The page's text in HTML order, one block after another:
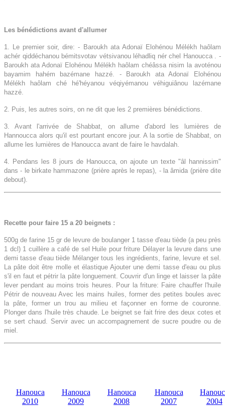
Les bénédictions avant d'allumer
1. Le premier soir, dire: - Baroukh ata Adonaï Elohénou Mélékh haôlam
achér qiddéchanou bémitsvotav vétsivanou léhadliq nér chel Hanoucca . -
Baroukh ata Adonaï Elohénou Mélékh haôlam chéâssa nisim la avoténou
bayamim hahém bazémane hazzé. - Baroukh ata Adonaï Elohénou
Mélékh haôlam ché hé'héyanou véqiyémanou véhiguiânou lazémane
hazzé.
2. Puis, les autres soirs, on ne dit que les 2 premières bénédictions.
3. Avant l'arrivée de Shabbat, on allume d'abord les lumières de
Hannoucca alors qu'il est pourtant encore jour. A la sortie de Shabbat, on
allume les lumières de Hanoucca avant de faire le havdalah.
4. Pendans les 8 jours de Hanoucca, on ajoute un texte "âl hannissim"
dans - le birkate hammazone (prière après le repas), - la âmida (prière dite
debout).
Recette pour faire 15 a 20 beignets :
500g de farine 15 gr de levure de boulanger 1 tasse d'eau tiède (a peu près
1 dcl) 1 cuillère a café de sel Huile pour friture Délayer la levure dans une
demi tasse d'eau tiède Mélanger tous les ingrédients, farine, levure et sel.
La pâte doit être molle et élastique Ajouter une demi tasse d'eau ou plus
s'il en faut et pétrir la pâte longuement. Couvrir d'un linge et laisser la pâte
lever pendant au moins trois heures. Pour la friture: Faire chauffer l'huile
Pétrir de nouveau Avec les mains huiles, former des petites boules avec
la pâte, former un trou au milieu et façonner en forme de couronne.
Plonger dans l'huile très chaude. Le beignet se fait frire des deux cotes et
se sert chaud. Servir avec un accompagnement de sucre poudre ou de
miel.
Hanouca
2010
Hanouca
2009
Hanouca
2008
Hanouca
2007
2004